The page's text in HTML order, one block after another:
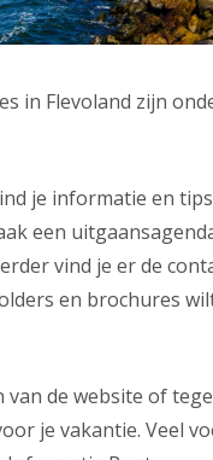
in Flevoland zijn
je informatie en
een
vind je er de
en brochures
de website of
je vakantie. Veel